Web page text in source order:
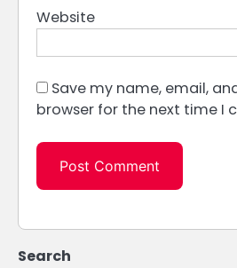
Website
Save my name, email,
browser for the next time I
Search